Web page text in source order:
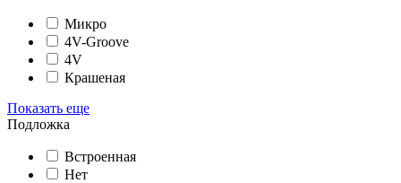
Микро
4V-Groove
4V
Крашеная
Показать еще
Подложка
Встроенная
Нет